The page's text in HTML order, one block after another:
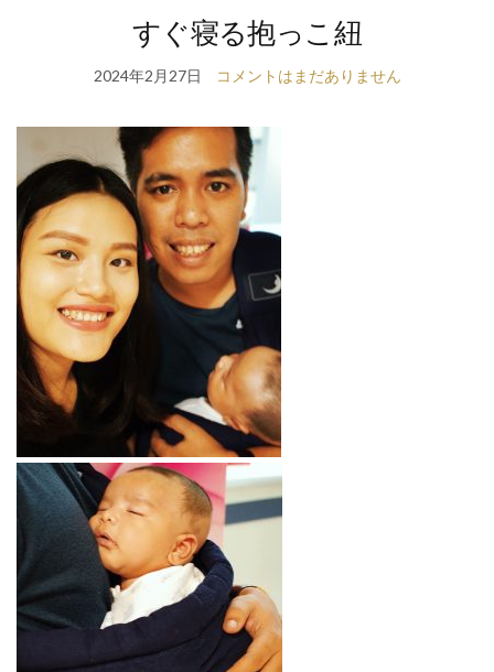
すぐ寝る抱っこ紐
2024年2月27日 コメントはまだありません